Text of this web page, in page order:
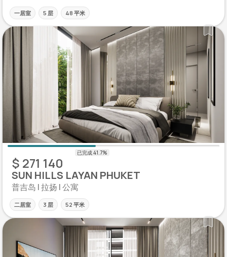
一居室 5 层 48 平米
$ 271 140
SUN HILLS LAYAN PHUKET
普吉岛 | 拉扬 | 公寓
二居室 3 层 52 平米